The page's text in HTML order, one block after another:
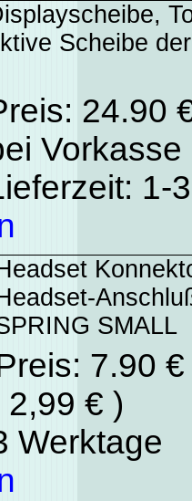
Scheibe
24.90
1-
SMALL
7.90
2,99 € )
Werktage